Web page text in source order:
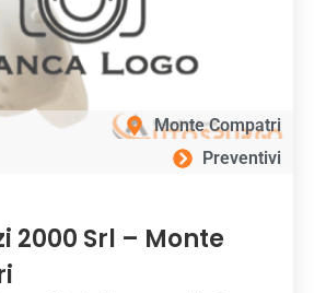
Monte Compatri
Preventivi
2000 Srl – Monte